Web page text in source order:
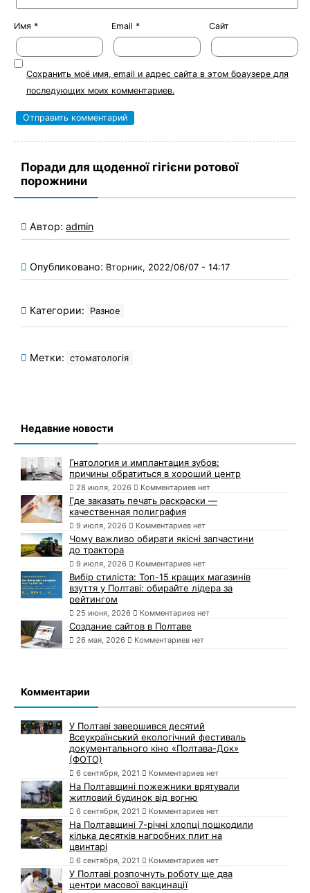
Имя * Email * Сайт
Сохранить моё имя, email и адрес сайта в этом браузере для
последующих моих комментариев.
Поради для щоденної гігієни ротової
порожнини
Автор: admin
Опубликовано: Вторник, 2022/06/07 - 14:17
Категории: Разное
Метки: стоматологія
Недавние новости
Гнатология и имплантация зубов:
причины обратиться в хороший центр
28 июля, 2026 Комментариев нет
Где заказать печать раскраски —
качественная полиграфия
9 июля, 2026 Комментариев нет
Чому важливо обирати якісні запчастини
до трактора
9 июля, 2026 Комментариев нет
Вибір стиліста: Топ-15 кращих магазинів
взуття у Полтаві: обирайте лідера за
рейтингом
25 июня, 2026 Комментариев нет
Создание сайтов в Полтаве
26 мая, 2026 Комментариев нет
Комментарии
У Полтаві завершився десятий
Всеукраїнський екологічний фестиваль
документального кіно «Полтава-Док»
(ФОТО)
6 сентября, 2021 Комментариев нет
На Полтавщині пожежники врятували
житловий будинок від вогню
6 сентября, 2021 Комментариев нет
На Полтавщині 7-річні хлопці пошкодили
кілька десятків нагробних плит на
цвинтарі
6 сентября, 2021 Комментариев нет
У Полтаві розпочнуть роботу ще два
центри масової вакцинації